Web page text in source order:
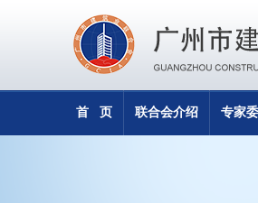
首 页 联合会介绍 专家